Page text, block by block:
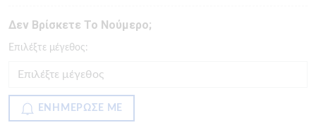
Δεν Βρίσκετε Το Νούμερο;
Eπιλέξτε μέγεθος:
ΕΝΗΜΕΡΩΣΕ ΜΕ